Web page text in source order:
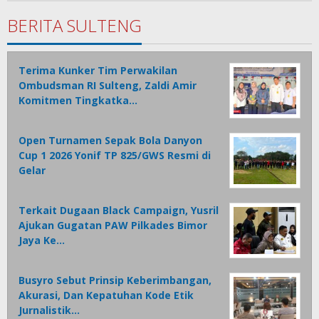
BERITA SULTENG
Terima Kunker Tim Perwakilan
Ombudsman RI Sulteng, Zaldi Amir
Komitmen Tingkatka…
Open Turnamen Sepak Bola Danyon
Cup 1 2026 Yonif TP 825/GWS Resmi di
Gelar
Terkait Dugaan Black Campaign, Yusril
Ajukan Gugatan PAW Pilkades Bimor
Jaya Ke…
Busyro Sebut Prinsip Keberimbangan,
Akurasi, Dan Kepatuhan Kode Etik
Jurnalistik…